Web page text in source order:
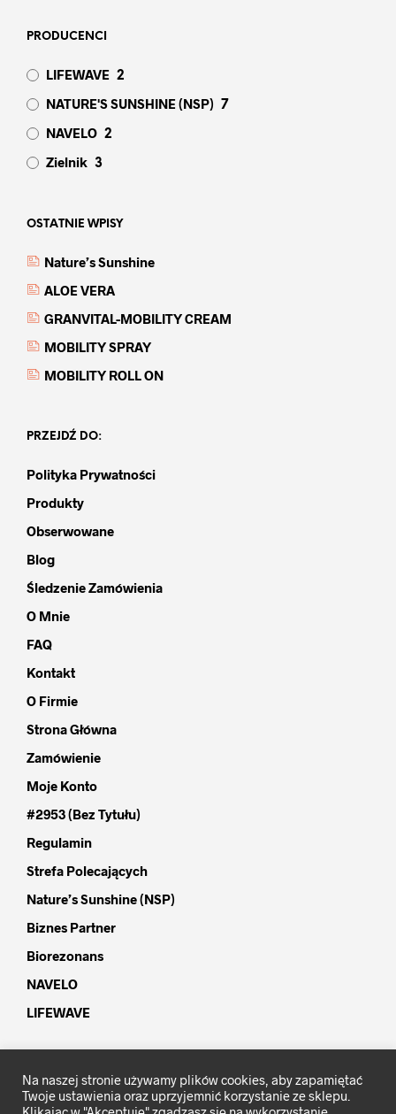
PRODUCENCI
LIFEWAVE 2
NATURE'S SUNSHINE (NSP) 7
NAVELO 2
Zielnik 3
OSTATNIE WPISY
Nature’s Sunshine
ALOE VERA
GRANVITAL-MOBILITY CREAM
MOBILITY SPRAY
MOBILITY ROLL ON
PRZEJDŹ DO:
Polityka Prywatności
Produkty
Obserwowane
Blog
Śledzenie Zamówienia
O Mnie
FAQ
Kontakt
O Firmie
Strona Główna
Zamówienie
Moje Konto
#2953 (bez Tytułu)
Regulamin
Strefa Polecających
Nature’s Sunshine (NSP)
Biznes Partner
Biorezonans
NAVELO
LIFEWAVE
Na naszej stronie używamy plików cookies, aby zapamiętać
Twoje ustawienia oraz uprzyjemnić korzystanie ze sklepu.